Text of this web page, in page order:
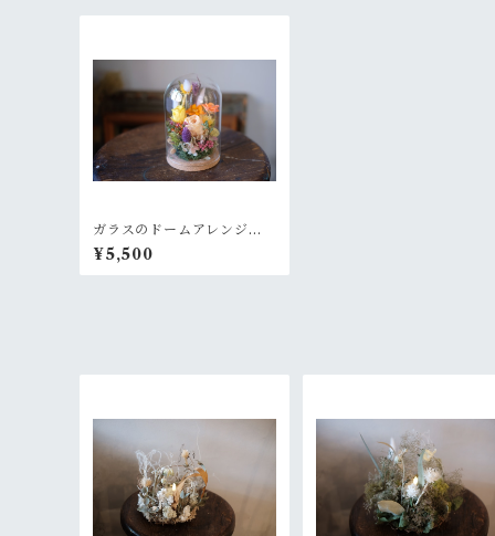
ガラスのドームアレンジM~
モリスのオレンジ
¥5,500